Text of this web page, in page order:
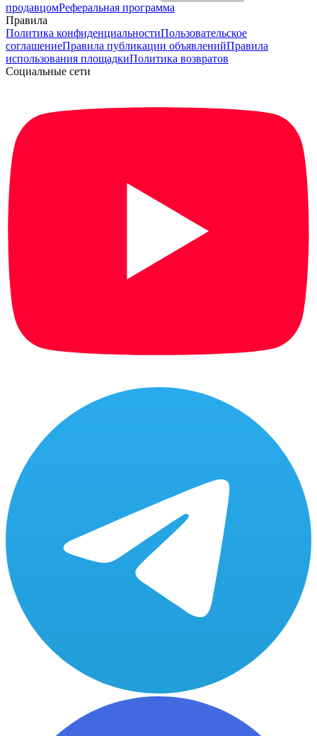
продавцомРеферальная программа
Правила
Политика конфиденциальностиПользовательское
соглашениеПравила публикации объявленийПравила
использования площадкиПолитика возвратов
Социальные сети